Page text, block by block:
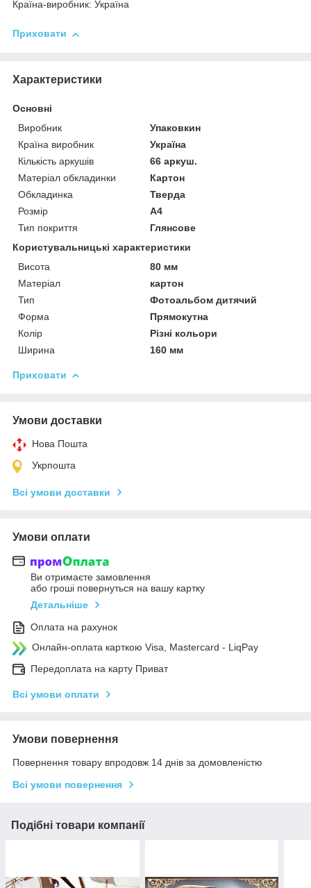
Країна-виробник: Україна
Приховати
Характеристики
Основні
Виробник
Упаковкин
Країна виробник
Україна
Кількість аркушів
66 аркуш.
Матеріал обкладинки
Картон
Обкладинка
Тверда
Розмір
А4
Тип покриття
Глянсове
Користувальницькі характеристики
Висота
80 мм
Матеріал
картон
Тип
Фотоальбом дитячий
Форма
Прямокутна
Колір
Різні кольори
Ширина
160 мм
Приховати
Умови доставки
Нова Пошта
Укрпошта
Всі умови доставки
Умови оплати
Ви отримаєте замовлення
або гроші повернуться на вашу картку
Детальніше
Оплата на рахунок
Онлайн-оплата карткою Visa, Mastercard - LiqPay
Передоплата на карту Приват
Всі умови оплати
Умови повернення
Повернення товару впродовж 14 днів за домовленістю
Всі умови повернення
Подібні товари компанії